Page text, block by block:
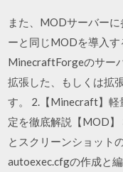
また、MODサーバー
ーと同じMODを導入す
MinecraftForgeのサー
拡張した、もしくは拡
す。 2.【Minecraft】
定を徹底解説【MOD
とスクリーンショット
autoexec.cfgの作成と